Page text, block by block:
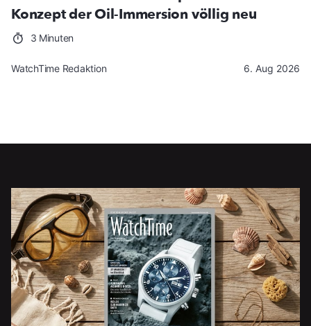
Konzept der Oil-Immersion völlig neu
3 Minuten
WatchTime Redaktion 6. Aug 2026